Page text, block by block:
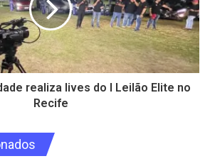
realiza lives do I Leilão Elite no
Recife